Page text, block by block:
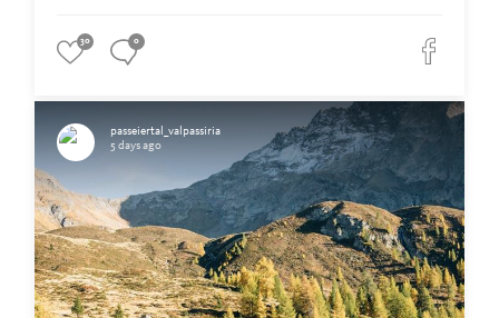
30 0
passeiertal_valpassiria
5 days ago